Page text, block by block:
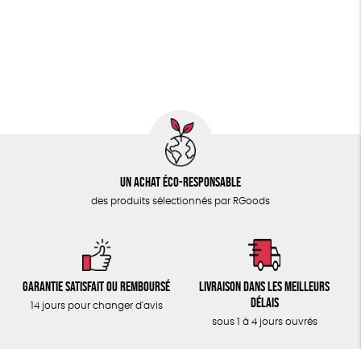
Un achat éco-responsable
des produits sélectionnés par RGoods
Garantie satisfait ou remboursé
14 jours pour changer d'avis
Livraison dans les meilleurs
délais
sous 1 à 4 jours ouvrés